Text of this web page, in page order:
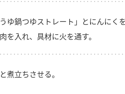
ゆ鍋つゆストレート」とにんにく
を入れ、具材に火を通す。
煮立ちさせる。